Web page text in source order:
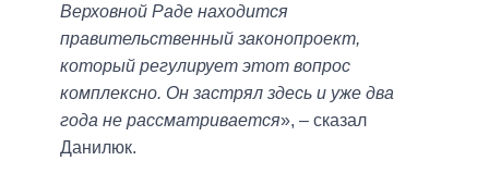
Верховной Раде находится
правительственный законопроект,
который регулирует этот вопрос
комплексно. Он застрял здесь и уже два
года не рассматривается», – сказал
Данилюк.